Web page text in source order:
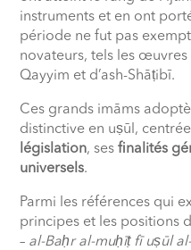
instruments et en ont
période ne fut pas
novateurs, tels les œuvres
Qayyim et d’ash-Shāṭibī.
Ces grands imāms
distinctive en uṣūl,
législation, sesfinalités
universels.
Parmi les références qui
principes et les positions
– al-Baḥr al-muḥīṭfī uṣūl